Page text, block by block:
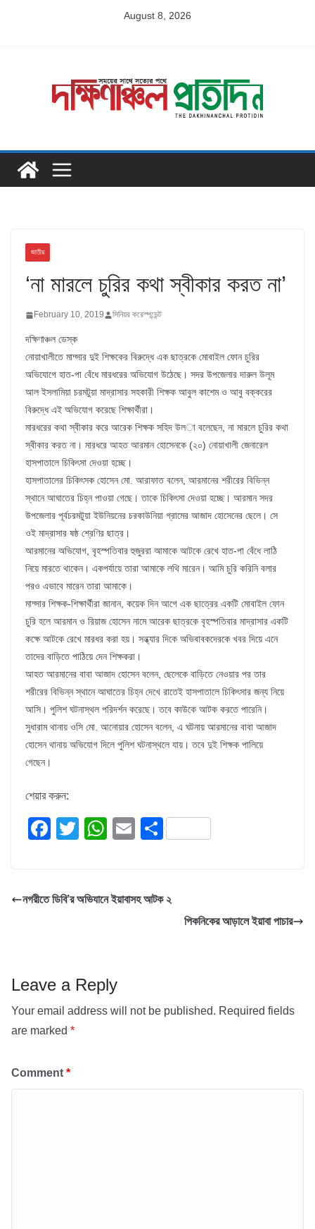
August 8, 2026
জাতীয়
‘না মারলে চুরির কথা স্বীকার করত না’
February 10, 2019 সিনিয়র করেস্পন্ডেন্ট
দক্ষিণাঞ্চল ডেস্ক
নোয়াখালীতে মাদ্সার দুই শিক্ষকের বিরুদ্ধে এক ছাত্রকে মোবাইল ফোন চুরির
অভিযোগে হাত-পা বেঁধে মারধরের অভিযোগ উঠেছে। সদর উপজেলার দারুল উলূম
আল ইসলামিয়া চরমটুয়া মাদ্রাসার সহকারী শিক্ষক আবুল কাশেম ও আবু বক্করের
বিরুদ্ধে এই অভিযোগ করেছে শিক্ষার্থীরা।
মারধরের কথা স্বীকার করে আরেক শিক্ষক সহিদ উল­া বলেছেন, না মারলে চুরির কথা
স্বীকার করত না। মারধরে আহত আরমান হোসেনকে (২০) নোয়াখালী জেনারেল
হাসপাতালে চিকিৎসা দেওয়া হচ্ছে।
হাসপাতালের চিকিৎসক হোসেন মো. আরাফাত বলেন, আরমানের শরীরের বিভিন্ন
স্থানে আঘাতের চিহ্ন পাওয়া গেছে। তাকে চিকিৎসা দেওয়া হচ্ছে। আরমান সদর
উপজেলার পূর্বচরমটুয়া ইউনিয়নের চরকাউনিয়া গ্রামের আজাদ হোসেনের ছেলে। সে
ওই মাদ্রাসার ষষ্ঠ শ্রেণির ছাত্র।
আরমানের অভিযোগ, বৃহস্পতিবার হুজুররা আমাকে আটকে রেখে হাত-পা বেঁধে লাঠি
নিয়ে মারতে থাকেন। একপর্যায়ে তারা আমাকে লথি মারেন। আমি চুরি করিনি বলার
পরও এভাবে মারেন তারা আমাকে।
মাদ্সার শিক্ষক-শিক্ষার্থীরা জানান, কয়েক দিন আগে এক ছাত্রের একটি মোবাইল ফোন
চুরি হলে আরমান ও রিয়াজ হোসেন নামে আরেক ছাত্রকে বৃহস্পতিবার মাদ্রাসার একটি
কক্ষে আটকে রেখে মারধর করা হয়। সন্ধ্যার দিকে অভিবাবকদেরকে খবর দিয়ে এনে
তাদের বাড়িতে পাঠিয়ে দেন শিক্ষকরা।
আহত আরমানের বাবা আজাদ হোসেন বলেন, ছেলেকে বাড়িতে নেওয়ার পর তার
শরীরের বিভিন্ন স্থানে আঘাতের চিহ্ন দেখে রাতেই হাসপাতালে চিকিৎসার জন্য নিয়ে
আসি। পুলিশ ঘটনাস্থল পরিদর্শন করেছে। তবে কাউকে আটক করতে পারেনি।
সুধারাম থানায় ওসি মো. আনোয়ার হোসেন বলেন, এ ঘটনায় আরমানের বাবা আজাদ
হোসেন থানায় অভিযোগ দিলে পুলিশ ঘটনাস্থলে যায়। তবে দুই শিক্ষক পালিয়ে
গেছেন।
শেয়ার করুন:
F
e
k
T
er
W
s
E S
e
নগরীতে ডিবি’র অভিযানে ইয়াবাসহ আটক ২
পিকনিকের আড়ালে ইয়াবা পাচার
Leave a Reply
Your email address will not be published. Required fields
are marked *
Comment *